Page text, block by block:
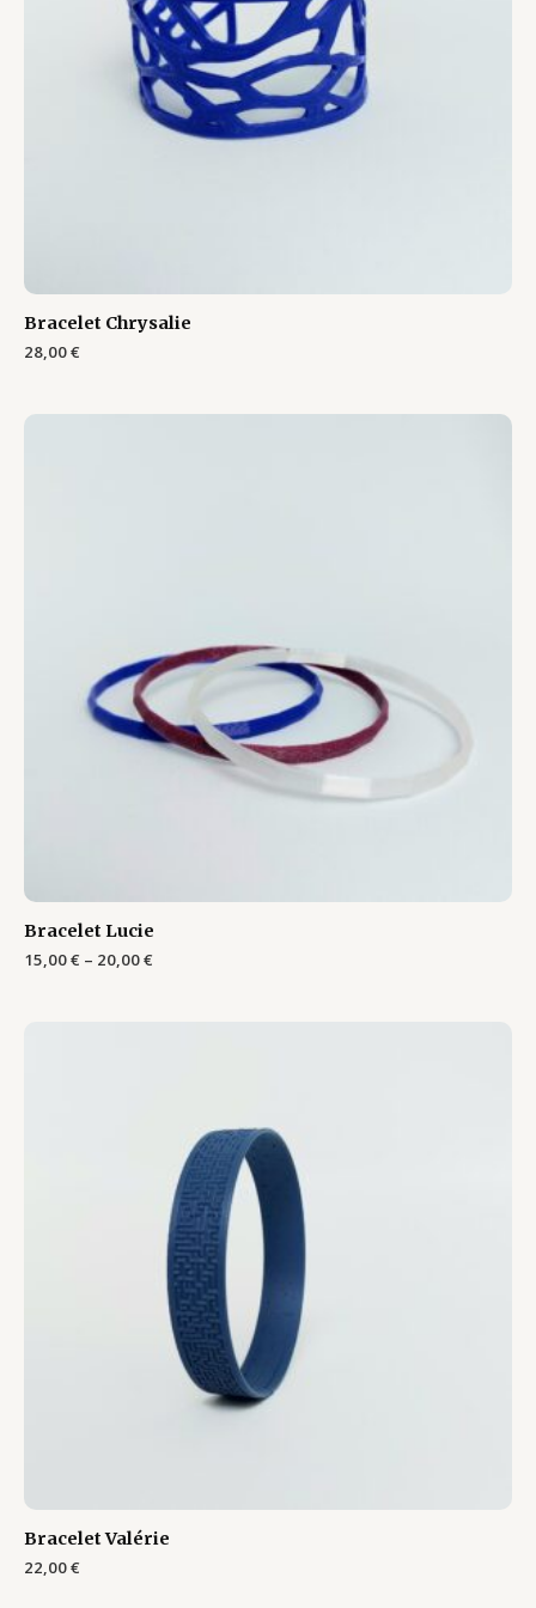
Bracelet Chrysalie
28,00€
Bracelet Lucie
15,00€ – 20,00€
Bracelet Valérie
22,00€